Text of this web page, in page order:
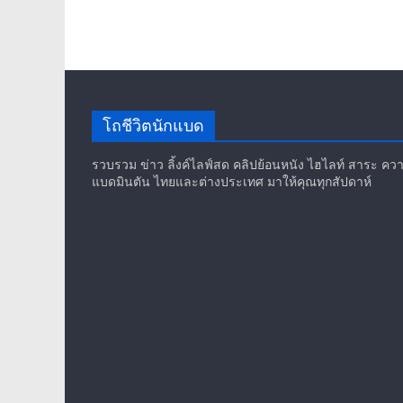
โถชีวิตนักแบด
รวบรวม ข่าว ลิ้งค์ไลฟ์สด คลิปย้อนหนัง ไฮไลท์ สาระ คว
แบดมินตัน ไทยและต่างประเทศ มาให้คุณทุกสัปดาห์